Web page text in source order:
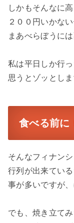
しかもそんなに高
２００円いかな
まあべらぼうに
私は平日しか行
思うとゾッとしま
食べる前に
そんなフィナンシ
行列が出来てい
事が多いですが
でも、焼き立て